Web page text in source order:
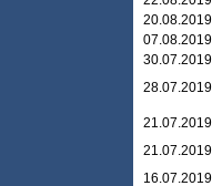
20.08.2019
07.08.2019
30.07.2019
28.07.2019
21.07.2019
21.07.2019
16.07.2019